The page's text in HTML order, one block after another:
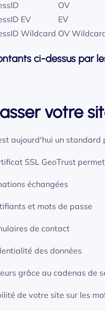
OV
EV
EV
Wildcard OV
ci-dessus par
votre
aujourd'hui un standard
SSL GeoTrust
échangées
et mots de passe
de contact
des données
grâce au cadenas de
de votre site sur les